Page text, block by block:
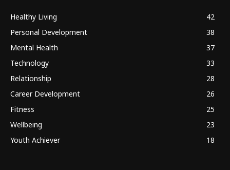
Healthy Living
42
Personal Development
38
Mental Health
37
Technology
33
Relationship
28
Career Development
26
Fitness
25
Wellbeing
23
Youth Achiever
18